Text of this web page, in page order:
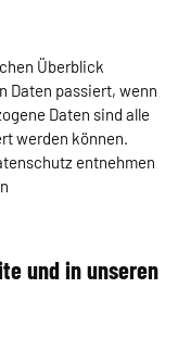
Überblick
Daten passiert, wenn
Daten sind alle
werden können.
entnehmen
und in unseren